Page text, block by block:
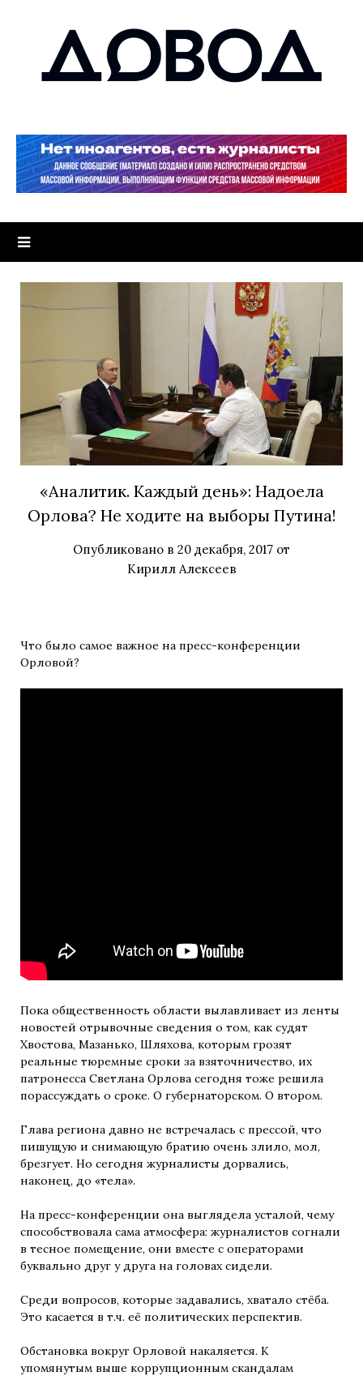
«Аналитик. Каждый день»: Надоела
Орлова? Не ходите на выборы Путина!
Опубликовано в 20 декабря, 2017 от
Кирилл Алексеев
Что было самое важное на пресс-конференции
Орловой?
Пока общественность области вылавливает из ленты
новостей отрывочные сведения о том, как судят
Хвостова, Мазанько, Шляхова, которым грозят
реальные тюремные сроки за взяточничество, их
патронесса Светлана Орлова сегодня тоже решила
порассуждать о сроке. О губернаторском. О втором.
Глава региона давно не встречалась с прессой, что
пишущую и снимающую братию очень злило, мол,
брезгует. Но сегодня журналисты дорвались,
наконец, до «тела».
На пресс-конференции она выглядела усталой, чему
способствовала сама атмосфера: журналистов согнали
в тесное помещение, они вместе с операторами
буквально друг у друга на головах сидели.
Среди вопросов, которые задавались, хватало стёба.
Это касается в т.ч. её политических перспектив.
Обстановка вокруг Орловой накаляется. К
упомянутым выше коррупционным скандалам